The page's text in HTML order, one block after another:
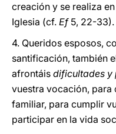
creación y se realiza
Iglesia (cf. Ef5, 22-33).
4. Queridos esposos,
santificación, también
afrontáis dificultades y
vuestra vocación,
familiar, para cumplir
participar en la vida